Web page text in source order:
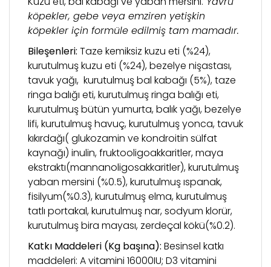
köpekler, gebe veya emziren yetişkin
köpekler için formüle edilmiş tam mamadır.
Bileşenleri: Taze kemiksiz kuzu eti (%24),
kurutulmuş kuzu eti (%24), bezelye nişastası,
tavuk yağı, kurutulmuş bal kabağı (5%), taze
ringa balığı eti, kurutulmuş ringa balığı eti,
kurutulmuş bütün yumurta, balık yağı, bezelye
lifi, kurutulmuş havuç, kurutulmuş yonca, tavuk
kıkırdağı( glukozamin ve kondroitin sülfat
kaynağı) inulin, fruktooligoakkaritler, maya
ekstraktı(mannanoligosakkaritler), kurutulmuş
yaban mersini (%0.5), kurutulmuş ıspanak,
fisilyum(%0.3), kurutulmuş elma, kurutulmuş
tatlı portakal, kurutulmuş nar, sodyum klorür,
kurutulmuş bira mayası, zerdeçal kökü(%0.2).
Katkı Maddeleri (Kg başına): Besinsel katkı
maddeleri: A vitamini 16000IU; D3 vitamini